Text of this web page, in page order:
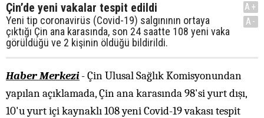
Çin’de yeni vakalar tespit edildi
Yeni tip coronavirüs (Covid-19) salgınının ortaya
çıktığı Çin ana karasında, son 24 saatte 108 yeni vaka
görüldüğü ve 2 kişinin öldüğü bildirildi.
A+
A-
Haber Merkezi- Çin Ulusal Sağlık Komisyonundan
yapılan açıklamada, Çin ana karasında 98'si yurt dışı,
10'u yurt içi kaynaklı 108 yeni Covid-19 vakası tespit